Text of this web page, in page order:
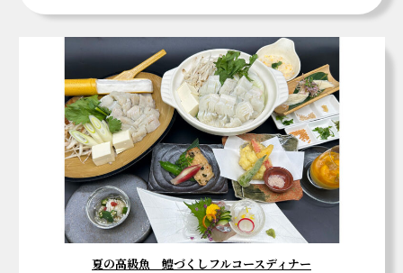
夏の高級魚 鱧づくしフルコースディナー